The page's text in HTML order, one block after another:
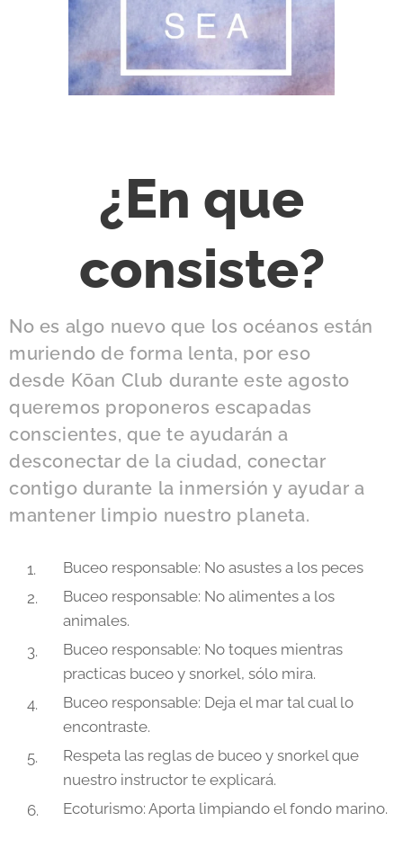
¿En que
consiste?
No es algo nuevo que los océanos están
muriendo de forma lenta, por eso
desde Kōan Club durante este agosto
queremos proponeros escapadas
conscientes, que te ayudarán a
desconectar de la ciudad, conectar
contigo durante la inmersión y ayudar a
mantener limpio nuestro planeta.
Buceo responsable: No asustes a los peces
Buceo responsable: No alimentes a los
animales.
Buceo responsable: No toques mientras
practicas buceo y snorkel, sólo mira.
Buceo responsable: Deja el mar tal cual lo
encontraste.
Respeta las reglas de buceo y snorkel que
nuestro instructor te explicará.
Ecoturismo: Aporta limpiando el fondo marino.